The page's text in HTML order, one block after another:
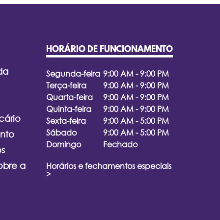
a
HORÁRIO DE FUNCIONAMENTO
Segunda-feira 9:00 AM - 9:00 PM
Terça-feira
9:00 AM - 9:00 PM
Quarta-feira
9:00 AM - 9:00 PM
Quinta-feira
9:00 AM - 9:00 PM
Sexta-feira
9:00 AM - 5:00 PM
Sábado
9:00 AM - 5:00 PM
Domingo
Fechado
Horários e fechamentos especiais
>